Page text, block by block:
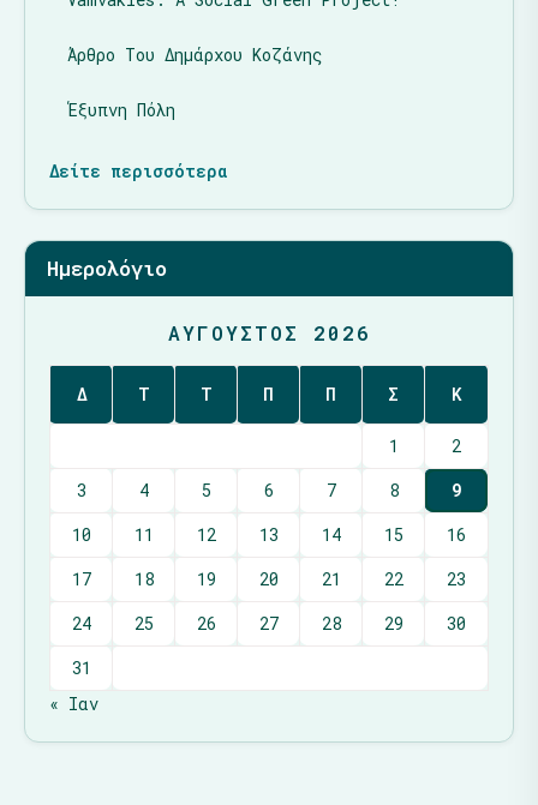
Άρθρο Του Δημάρχου Κοζάνης
Έξυπνη Πόλη
Δείτε περισσότερα
Ημερολόγιο
ΑΎΓΟΥΣΤΟΣ 2026
Δ Τ Τ Π Π Σ Κ
1
2
3
4 5 6 7 8
9
10
11 12 13 14 15
16
17
18 19 20 21 22
23
24
25 26 27 28 29
30
31
« Ιαν